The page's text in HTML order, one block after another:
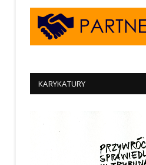
KARYKATURY